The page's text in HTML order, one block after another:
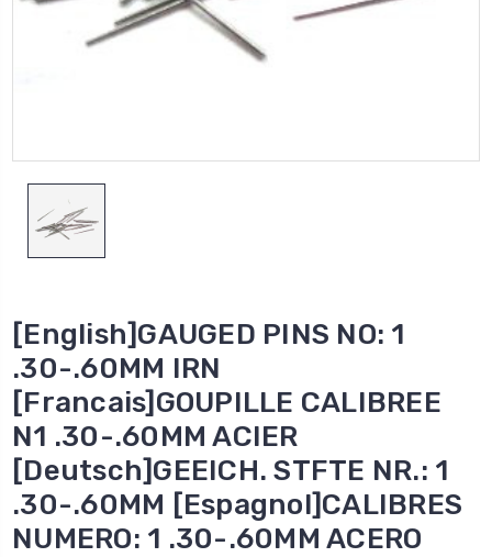
[English]GAUGED PINS NO: 1
.30-.60MM IRN
[Francais]GOUPILLE CALIBREE
N1 .30-.60MM ACIER
[Deutsch]GEEICH. STFTE NR.: 1
.30-.60MM [Espagnol]CALIBRES
NUMERO: 1 .30-.60MM ACERO